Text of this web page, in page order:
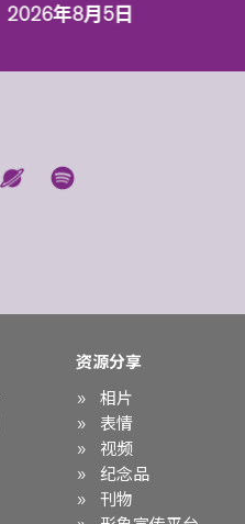
2026年8月5日
资源分享
相片
表情
视频
纪念品
刊物